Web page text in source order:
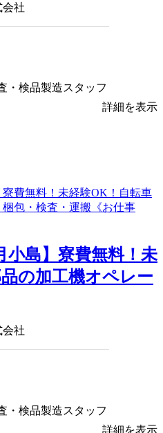
会社
・検品製造スタッフ
詳細を表示
小島】寮費無料！未
の加工機オペレー
会社
・検品製造スタッフ
詳細を表示